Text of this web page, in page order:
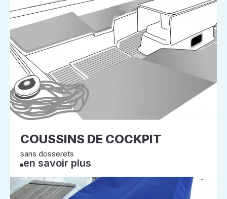
COUSSINS DE COCKPIT
sans dosserets
en savoir plus